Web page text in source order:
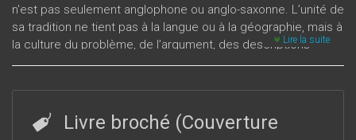
n'est pas seulement anglophone ou anglo-saxonne. L’unité de
sa tradition ne tient pas à la langue ou à la géographie, mais à
la culture du problème, de l’argument, des descriptions
précises et de la critique rationnelle. Même si ses concepts
aujourd’hui très étendues, allant de la philosophie de l’esprit à
la philosophie politique, en passant par l’esthétique ou
Lire la suite
Livre broché (Couverture